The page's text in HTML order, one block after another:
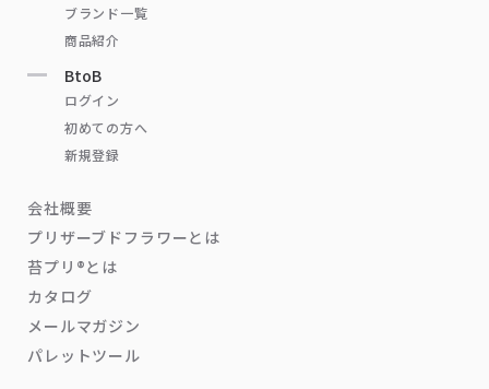
ブランド一覧
商品紹介
BtoB
ログイン
初めての方へ
新規登録
会社概要
プリザーブドフラワーとは
苔プリ®とは
カタログ
メールマガジン
パレットツール